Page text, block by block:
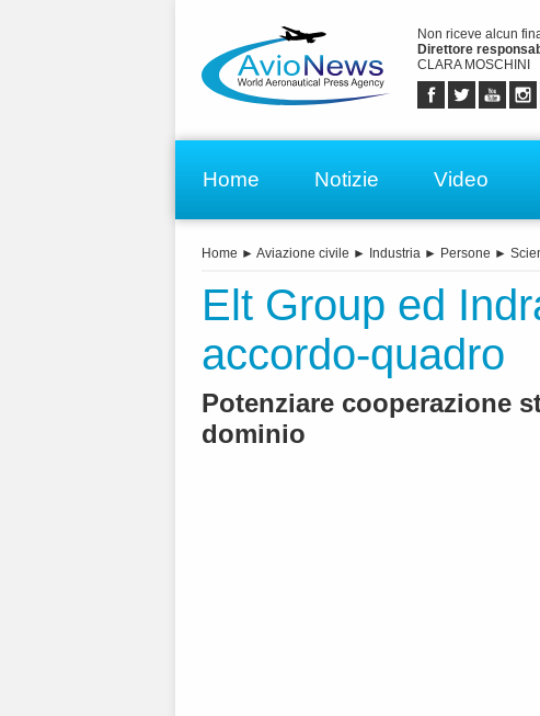
Non riceve alcun
Direttore
CLARA MOSCHINI
Home Notizie Video
Home ► Aviazione civile ► Industria ► Persone ►
Elt Group ed
accordo-quadro
Potenziare cooperazione
dominio